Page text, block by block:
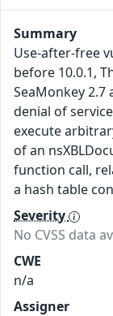
Summary
Use-after-free
before 10.0.1,
SeaMonkey
denial of
execute
of an
function call,
a hash table
Severity
No CVSS data
CWE
n/a
Assigner